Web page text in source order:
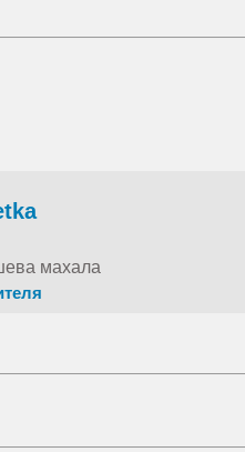
добра пенливост,
махала